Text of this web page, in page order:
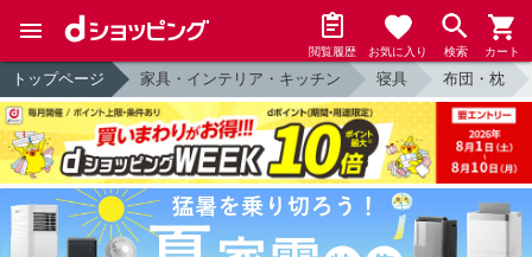
閲覧履歴 お気に入り 検索 カート
トップページ 家具・インテリア・キッチン 寝具 布団・枕